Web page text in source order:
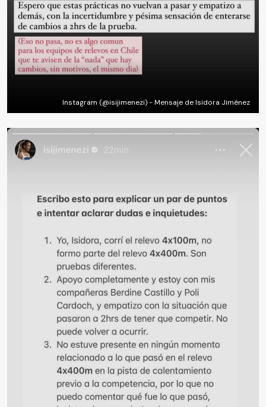
Instagram (@isijimenezi) - Mensaje de Isidora Jiménez